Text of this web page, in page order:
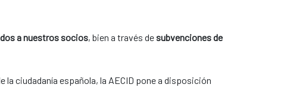
a nuestros socios, bien a través de subvenciones de
ciudadanía española, la AECID pone a disposición